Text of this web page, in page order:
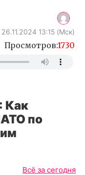
26.11.2024 13:15 (Мск)
Просмотров:1730
Как
по
Всё за сегодня